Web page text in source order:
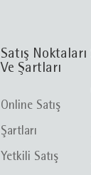
Satış Noktaları
Ve Şartları
Online Satış
Şartları
Yetkili Satış